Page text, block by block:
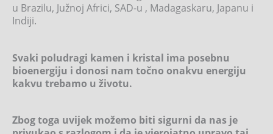
u Brazilu, Južnoj Africi, SAD-u , Madagaskaru, Japanu i
Indiji.
Svaki poludragi kamen i kristal ima posebnu
bioenergiju i donosi nam točno onakvu energiju
kakvu trebamo u životu.
Zbog toga uvijek možemo biti sigurni da nas je